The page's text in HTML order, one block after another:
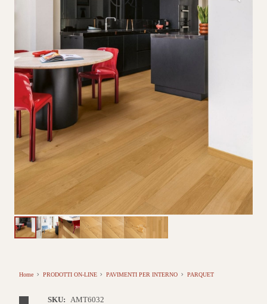
Home PRODOTTI ON-LINE PAVIMENTI PER INTERNO PARQUET
SKU: AMT6032